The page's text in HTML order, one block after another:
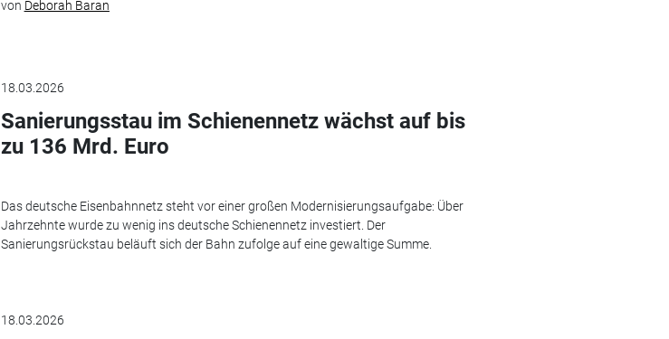
von Deborah Baran
18.03.2026
Sanierungsstau im Schienennetz wächst auf bis
zu 136 Mrd. Euro
Das deutsche Eisenbahnnetz steht vor einer großen Modernisierungsaufgabe: Über
Jahrzehnte wurde zu wenig ins deutsche Schienennetz investiert. Der
Sanierungsrückstau beläuft sich der Bahn zufolge auf eine gewaltige Summe.
18.03.2026